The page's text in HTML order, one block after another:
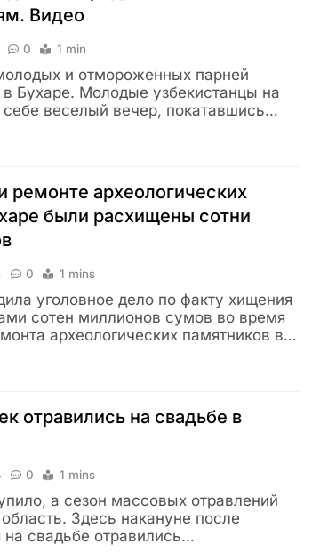
Видео
0 1 min
и отмороженных парней
Бухаре. Молодые узбекистанцы на
себе веселый вечер, покатавшись…
ремонте археологических
были расхищены сотни
0 1 mins
уголовное дело по факту хищения
сотен миллионов сумов во время
археологических памятников в…
отравились на свадьбе в
0 1 mins
а сезон массовых отравлений
Здесь накануне после
на свадьбе отравились…